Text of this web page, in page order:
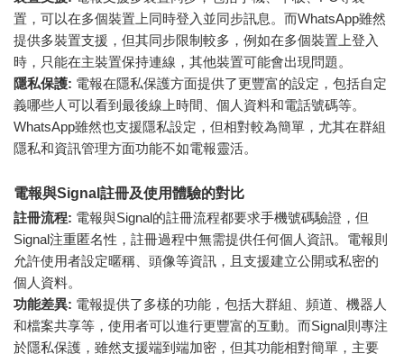
置，可以在多個裝置上同時登入並同步訊息。而WhatsApp雖然
提供多裝置支援，但其同步限制較多，例如在多個裝置上登入
時，只能在主裝置保持連線，其他裝置可能會出現問題。
隱私保護: 電報在隱私保護方面提供了更豐富的設定，包括自定
義哪些人可以看到最後線上時間、個人資料和電話號碼等。
WhatsApp雖然也支援隱私設定，但相對較為簡單，尤其在群組
隱私和資訊管理方面功能不如電報靈活。
電報與Signal註冊及使用體驗的對比
註冊流程: 電報與Signal的註冊流程都要求手機號碼驗證，但
Signal注重匿名性，註冊過程中無需提供任何個人資訊。電報則
允許使用者設定暱稱、頭像等資訊，且支援建立公開或私密的
個人資料。
功能差異: 電報提供了多樣的功能，包括大群組、頻道、機器人
和檔案共享等，使用者可以進行更豐富的互動。而Signal則專注
於隱私保護，雖然支援端到端加密，但其功能相對簡單，主要